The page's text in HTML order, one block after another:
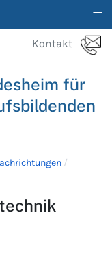
Kontakt
für
≡